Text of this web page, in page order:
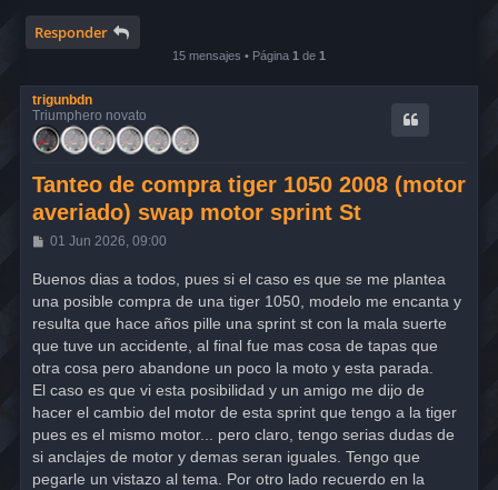
Responder
15 mensajes • Página 1 de 1
trigunbdn
Triumphero novato
Tanteo de compra tiger 1050 2008 (motor
averiado) swap motor sprint St
M
s
a
j
e
01 Jun 2026, 09:00
Buenos dias a todos, pues si el caso es que se me plantea
una posible compra de una tiger 1050, modelo me encanta y
resulta que hace años pille una sprint st con la mala suerte
que tuve un accidente, al final fue mas cosa de tapas que
otra cosa pero abandone un poco la moto y esta parada.
El caso es que vi esta posibilidad y un amigo me dijo de
hacer el cambio del motor de esta sprint que tengo a la tiger
pues es el mismo motor... pero claro, tengo serias dudas de
si anclajes de motor y demas seran iguales. Tengo que
pegarle un vistazo al tema. Por otro lado recuerdo en la